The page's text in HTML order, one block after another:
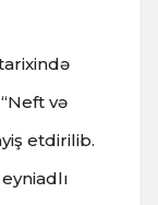
və
etdirilib.